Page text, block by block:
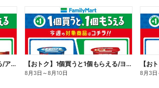
【おトク】1個買うと1個もらえる/アイス 【おトク】1個買うと1個もらえる/ヨーグルト
8月3日 ～8月10日
【お
8月3日